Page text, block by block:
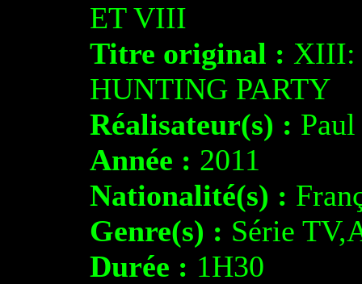
ET VIII
Titre original : XIII:
HUNTING PARTY
Réalisateur(s) :
Année : 2011
Nationalité(s) :
Genre(s) : Série
Durée : 1H30